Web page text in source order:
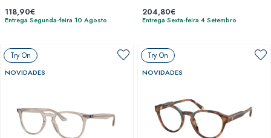
118,90€
Entrega Segunda-feira 10 Agosto
204,80€
Entrega Sexta-feira 4 Setembro
Try On
NOVIDADES
Try On
NOVIDADES